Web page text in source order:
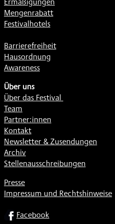
Mengenrabatt
Festivalhotels
Barrierefreiheit
Hausordnung
Awareness
Über uns
Über das Festival
Team
Partner:innen
Kontakt
Newsletter & Zusendungen
Archiv
Stellenausschreibungen
Presse
Impressum und Rechtshinweise
SOCIALFacebook